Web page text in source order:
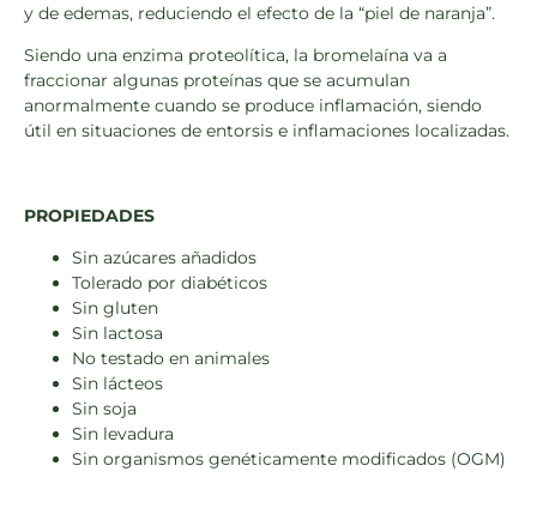
y de edemas, reduciendo el efecto de la “piel de naranja”.
Siendo una enzima proteolítica, la bromelaína va a
fraccionar algunas proteínas que se acumulan
anormalmente cuando se produce inflamación, siendo
útil en situaciones de entorsis e inflamaciones localizadas.
PROPIEDADES
Sin azúcares añadidos
Tolerado por diabéticos
Sin gluten
Sin lactosa
No testado en animales
Sin lácteos
Sin soja
Sin levadura
Sin organismos genéticamente modificados (OGM)